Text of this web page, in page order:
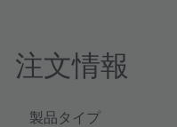
注文情報
製品タイプ